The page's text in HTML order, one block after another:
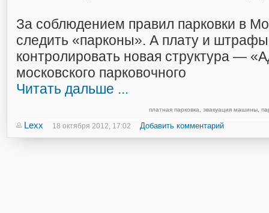
За соблюдением правил парковки в
следить «парконы». А плату и штрафы
контролировать новая структура —
московского парковочного
Читать дальше ...
платная парковка эвакуация машины,
Lexx 18 октября 2012, 17:02 Добавить комментарий